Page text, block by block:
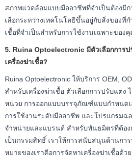
สภาพแวดล้อมแบบมืออาชีพที่จำเป็นต้องมี
เลือกระหว่างเทคโนโลยีขึ้นอยู่กับสิ่งของที่
เชื้อที่จำเป็นสำหรับการใช้งานเฉพาะของ
5. Ruina Optoelectronic มีตัวเลือกการป
เครื่องฆ่าเชื้อ?
Ruina Optoelectronic ให้บริการ OEM,
สำหรับเครื่องฆ่าเชื้อ ตัวเลือกการปรับแต่ง
หน่วย การออกแบบบรรจุภัณฑ์แบบกำหนด
การใช้งานระดับมืออาชีพ และโปรแกรมฉ
จำหน่ายและแบรนด์ สำหรับพันธมิตรที่ต้อ
เป็นกรรมสิทธิ์ เราให้การสนับสนุนด้านกา
หมายของเราคือการจัดหาเครื่องฆ่าเชื้อด้